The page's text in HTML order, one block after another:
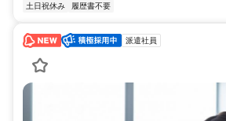
土日祝休み
履歴書不要
派遣社員